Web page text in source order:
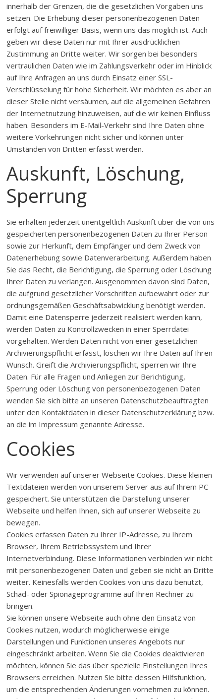
innerhalb der Grenzen, die die gesetzlichen Vorgaben uns
setzen. Die Erhebung dieser personenbezogenen Daten
erfolgt auf freiwilliger Basis, wenn uns das möglich ist. Auch
geben wir diese Daten nur mit Ihrer ausdrücklichen
Zustimmung an Dritte weiter. Wir sorgen bei besonders
vertraulichen Daten wie im Zahlungsverkehr oder im Hinblick
auf Ihre Anfragen an uns durch Einsatz einer SSL-
Verschlüsselung für hohe Sicherheit. Wir möchten es aber an
dieser Stelle nicht versäumen, auf die allgemeinen Gefahren
der Internetnutzung hinzuweisen, auf die wir keinen Einfluss
haben. Besonders im E-Mail-Verkehr sind Ihre Daten ohne
weitere Vorkehrungen nicht sicher und können unter
Umständen von Dritten erfasst werden.
Auskunft, Löschung,
Sperrung
Sie erhalten jederzeit unentgeltlich Auskunft über die von uns
gespeicherten personenbezogenen Daten zu Ihrer Person
sowie zur Herkunft, dem Empfänger und dem Zweck von
Datenerhebung sowie Datenverarbeitung. Außerdem haben
Sie das Recht, die Berichtigung, die Sperrung oder Löschung
Ihrer Daten zu verlangen. Ausgenommen davon sind Daten,
die aufgrund gesetzlicher Vorschriften aufbewahrt oder zur
ordnungsgemäßen Geschäftsabwicklung benötigt werden.
Damit eine Datensperre jederzeit realisiert werden kann,
werden Daten zu Kontrollzwecken in einer Sperrdatei
vorgehalten. Werden Daten nicht von einer gesetzlichen
Archivierungspflicht erfasst, löschen wir Ihre Daten auf Ihren
Wunsch. Greift die Archivierungspflicht, sperren wir Ihre
Daten. Für alle Fragen und Anliegen zur Berichtigung,
Sperrung oder Löschung von personenbezogenen Daten
wenden Sie sich bitte an unseren Datenschutzbeauftragten
unter den Kontaktdaten in dieser Datenschutzerklärung bzw.
an die im Impressum genannte Adresse.
Cookies
Wir verwenden auf unserer Webseite Cookies. Diese kleinen
Textdateien werden von unserem Server aus auf Ihrem PC
gespeichert. Sie unterstützen die Darstellung unserer
Webseite und helfen Ihnen, sich auf unserer Webseite zu
bewegen.
Cookies erfassen Daten zu Ihrer IP-Adresse, zu Ihrem
Browser, Ihrem Betriebssystem und Ihrer
Internetverbindung. Diese Informationen verbinden wir nicht
mit personenbezogenen Daten und geben sie nicht an Dritte
weiter. Keinesfalls werden Cookies von uns dazu benutzt,
Schad- oder Spionageprogramme auf Ihren Rechner zu
bringen.
Sie können unsere Webseite auch ohne den Einsatz von
Cookies nutzen, wodurch möglicherweise einige
Darstellungen und Funktionen unseres Angebots nur
eingeschränkt arbeiten. Wenn Sie die Cookies deaktivieren
möchten, können Sie das über spezielle Einstellungen Ihres
Browsers erreichen. Nutzen Sie bitte dessen Hilfsfunktion,
um die entsprechenden Änderungen vornehmen zu können.